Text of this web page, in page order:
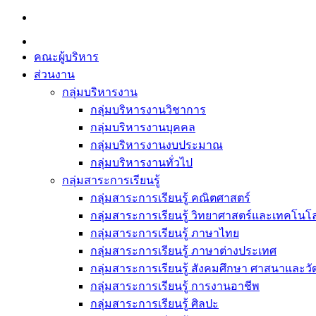
Skip
content
คณะผู้บริหาร
ส่วนงาน
กลุ่มบริหารงาน
กลุ่มบริหารงานวิชาการ
กลุ่มบริหารงานบุคคล
กลุ่มบริหารงานงบประมาณ
กลุ่มบริหารงานทั่วไป
กลุ่มสาระการเรียนรู้
กลุ่มสาระการเรียนรู้ คณิตศาสตร์
กลุ่มสาระการเรียนรู้ วิทยาศาสตร์และเทคโนโ
กลุ่มสาระการเรียนรู้ ภาษาไทย
กลุ่มสาระการเรียนรู้ ภาษาต่างประเทศ
กลุ่มสาระการเรียนรู้ สังคมศึกษา ศาสนาและ
กลุ่มสาระการเรียนรู้ การงานอาชีพ
กลุ่มสาระการเรียนรู้ ศิลปะ